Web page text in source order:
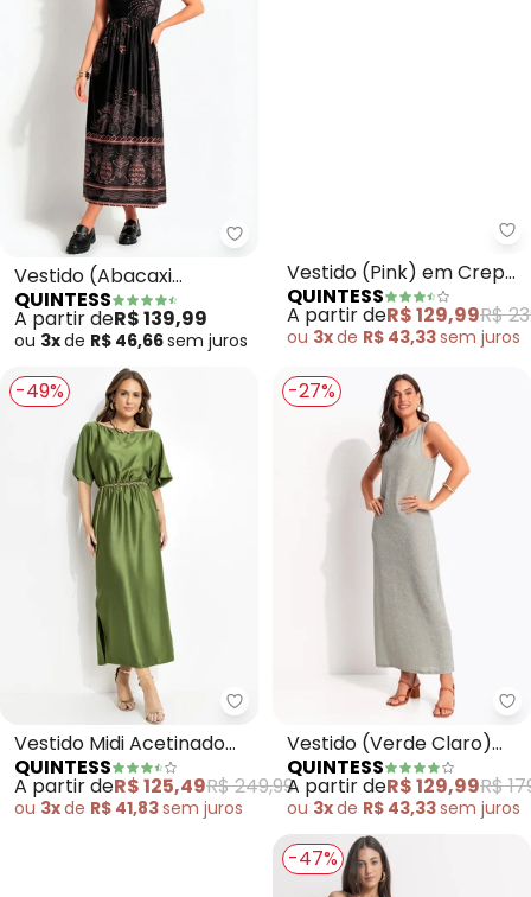
Quintess - Vestido (Abacaxi
Vestido (Abacaxi
Tropical) Preto em
Malha Fria
QUINTESS
A partir deR$ 139,99
ou 3xde R$ 46,66sem juros
Vestido (Pink) em Crepe
Plano
QUINTESS
A partir deR$ 129,99R$
ou 3xde R$ 43,33semjuros
-49%
Quintess - Vestido Midi
Vestido Midi Acetinado
Verde com Manga
Morcego e Elástico na
QUINTESS
A partir deR$ 125,49R$ 249,99
ou 3xde R$ 41,83sem juros
-27%
Vestido (Verde Claro)
em Malha Devorê
QUINTESS
A partir deR$ 129,99R$
ou 3xde R$ 43,33sem juros
-47%